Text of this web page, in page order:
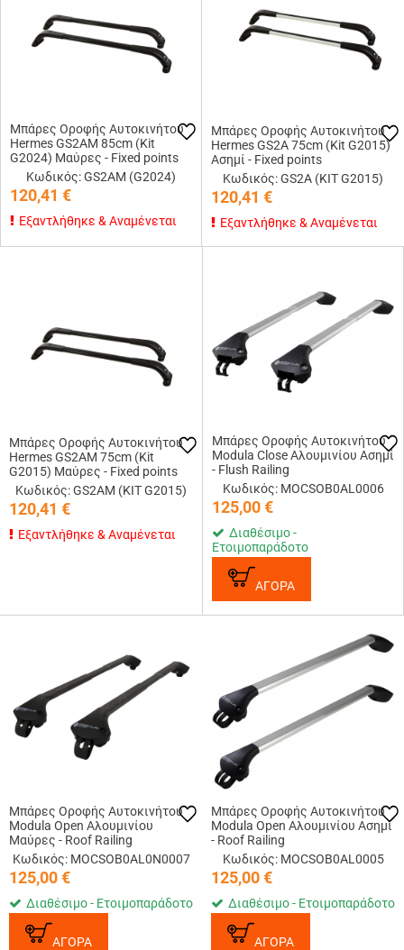
Μπάρες Οροφής Αυτοκινήτου
Hermes GS2AM 85cm (Kit
G2024) Μαύρες - Fixed points
Κωδικός: GS2AM (G2024)
120,41 €
Εξαντλήθηκε & Αναμένεται
Μπάρες Οροφής Αυτοκινήτου
Hermes GS2A 75cm (Kit G2015)
Ασημί - Fixed points
Κωδικός: GS2A (KIT G2015)
120,41 €
Εξαντλήθηκε & Αναμένεται
Μπάρες Οροφής Αυτοκινήτου
Hermes GS2AM 75cm (Kit
G2015) Μαύρες - Fixed points
Κωδικός: GS2AM (KIT G2015)
120,41 €
Εξαντλήθηκε & Αναμένεται
Μπάρες Οροφής Αυτοκινήτου
Modula Close Αλουμινίου Ασημί
- Flush Railing
Κωδικός: MOCSOB0AL0006
125,00€
Διαθέσιμο -
Ετοιμοπαράδοτο
ΑΓΟΡΑ
Μπάρες Οροφής Αυτοκινήτου
Modula Open Αλουμινίου
Μαύρες - Roof Railing
Κωδικός: MOCSOB0AL0Ν0007
125,00€
Διαθέσιμο - Ετοιμοπαράδοτο
ΑΓΟΡΑ
Μπάρες Οροφής Αυτοκινήτου
Modula Open Αλουμινίου Ασημί
- Roof Railing
Κωδικός: MOCSOB0AL0005
125,00€
Διαθέσιμο - Ετοιμοπαράδοτο
ΑΓΟΡΑ